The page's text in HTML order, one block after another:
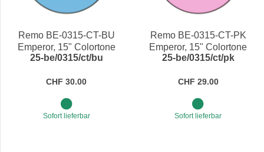
Remo BE-0315-CT-BU
Emperor, 15" Colortone
Blue
25-be/0315/ct/bu
CHF 30.00
Sofort lieferbar
Remo BE-0315-CT-PK
Emperor, 15" Colortone
Pink
25-be/0315/ct/pk
CHF 29.00
Sofort lieferbar